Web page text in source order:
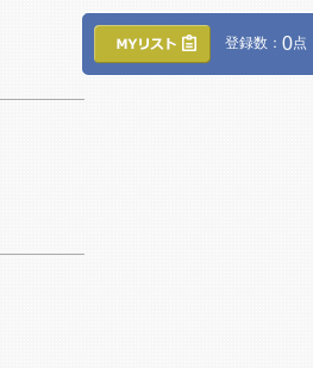
登録数： 0点